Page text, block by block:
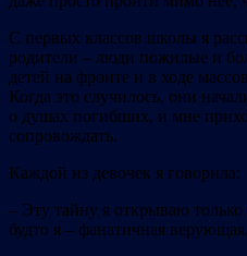
С первых классов школы я
родители – люди пожилые и
детей на фронте и в ходе
Когда это случилось, они
о душах погибших, и мне
сопровождать.
Каждой из девочек я говорила:
– Эту тайну я открываю
будто я – фанатичная верующая.